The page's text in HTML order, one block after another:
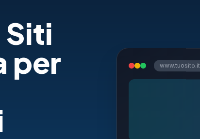
Siti
per
www.tuosito.it